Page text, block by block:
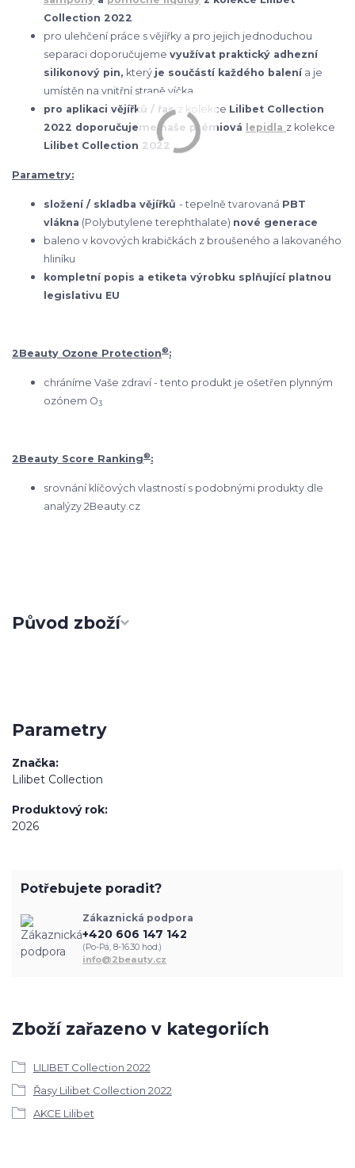
Collection 2022
pro ulehčení práce s vějířky a pro jejich jednoduchou
separaci doporučujeme využívat praktický adhezní
silikonový pin, který je součástí každého balenía je
umístěn na vnitřní straně víčka
pro aplikaci vějířků / řas z kolekce Lilibet Collection
2022 doporučujeme naše prémiová lepidla z kolekce
Lilibet Collection 2022
Parametry:
složení / skladba vějířků - tepelně tvarovaná PBT
vlákna (Polybutylene terephthalate) nové generace
baleno v kovových krabičkách z broušeného a lakovaného
hliníku
kompletní popis a etiketa výrobku splňující platnou
legislativu EU
2Beauty Ozone Protection®:
chráníme Vaše zdraví - tento produkt je ošetřen plynným
ozónem O3
2Beauty Score Ranking®:
srovnání klíčových vlastností s podobnými produkty dle
analýzy 2Beauty.cz
Původ zboží
Parametry
Značka
Lilibet Collection
Produktový rok
2026
Zboží zařazeno v kategoriích
LILIBET Collection 2022
Řasy Lilibet Collection 2022
AKCE Lilibet
Potřebujete poradit?
Zákaznická podpora
+420 606 147 142
(Po-Pá, 8-16.30 hod.)
info@2beauty.cz